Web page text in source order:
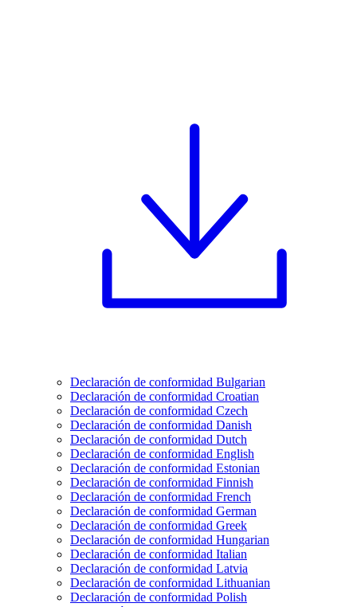
Declaración de conformidad Bulgarian
Declaración de conformidad Croatian
Declaración de conformidad Czech
Declaración de conformidad Danish
Declaración de conformidad Dutch
Declaración de conformidad English
Declaración de conformidad Estonian
Declaración de conformidad Finnish
Declaración de conformidad French
Declaración de conformidad German
Declaración de conformidad Greek
Declaración de conformidad Hungarian
Declaración de conformidad Italian
Declaración de conformidad Latvia
Declaración de conformidad Lithuanian
Declaración de conformidad Polish